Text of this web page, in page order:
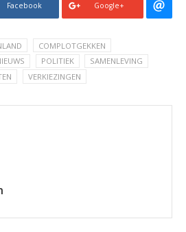
Facebook Google+
COMPLOTGEKKEN
POLITIEK
SAMENLEVING
VERKIEZINGEN